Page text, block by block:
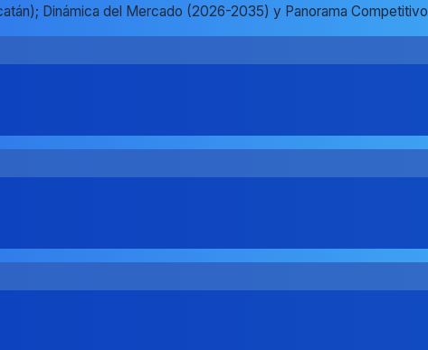
Dinámica del Mercado (2026-2035) y Panorama Competitivo